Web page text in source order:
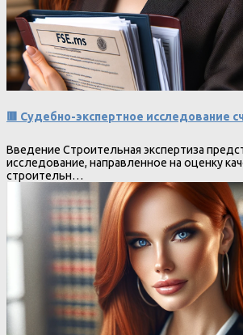
🟥 Судебно-экспертное исследование
Введение Строительная экспертиза
исследование, направленное на оценку
строительн…